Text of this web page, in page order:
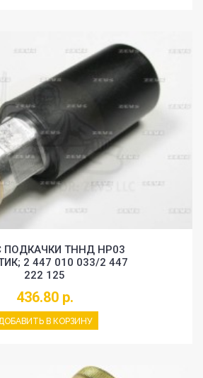
ПОДКАЧКИ ТННД HP03
2 447 010 033/2 447
222 125
436.80 р.
В КОРЗИНУ